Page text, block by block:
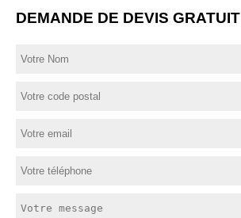
DEMANDE DE DEVIS GRATUIT